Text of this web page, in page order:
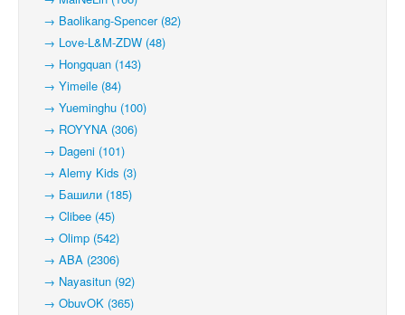
→ Baolikang-Spencer (82)
→ Love-L&M-ZDW (48)
→ Hongquan (143)
→ Yimeile (84)
→ Yueminghu (100)
→ ROYYNA (306)
→ Dageni (101)
→ Alemy Kids (3)
→ Башили (185)
→ Clibee (45)
→ Olimp (542)
→ ABA (2306)
→ Nayasitun (92)
→ ObuvOK (365)